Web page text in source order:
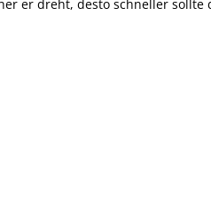
er dreht, desto schneller sollte